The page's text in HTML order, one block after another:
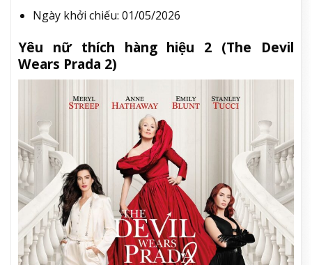
Ngày khởi chiếu: 01/05/2026
Yêu nữ thích hàng hiệu 2 (The Devil
Wears Prada 2)